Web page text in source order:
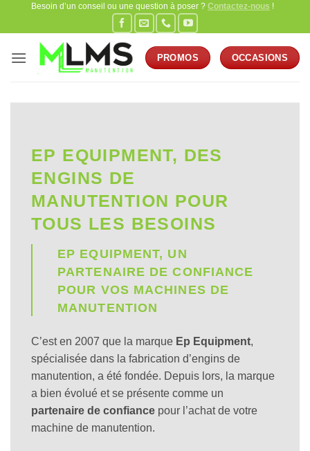
PasserBesoin d’un conseil ou une question à poser ? Contactez-nous !
PROMOS OCCASIONS
EP EQUIPMENT, DES
ENGINS DE
MANUTENTION POUR
TOUS LES BESOINS
EP EQUIPMENT, UN
PARTENAIRE DE CONFIANCE
POUR VOS MACHINES DE
MANUTENTION
C’est en 2007 que la marque Ep Equipment,
spécialisée dans la fabrication d’engins de
manutention, a été fondée. Depuis lors, la marque
a bien évolué et se présente comme un
partenaire de confiance pour l’achat de votre
machine de manutention.